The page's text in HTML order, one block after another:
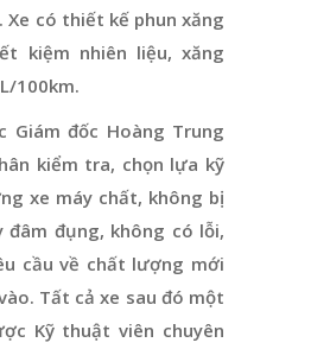
Xe có thiết kế phun xăng
kiệm nhiên liệu, xăng
100km.
Giám đốc Hoàng Trung
kiểm tra, chọn lựa kỹ
xe máy chất, không bị
đâm đụng, không có lỗi,
cầu về chất lượng mới
Tất cả xe sau đó một
Kỹ thuật viên chuyên